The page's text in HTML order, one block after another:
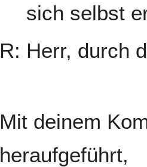
sich selbst
R: Herr, durch
Mit deinem
heraufgeführt,